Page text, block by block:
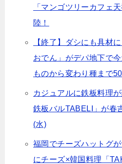
「マンゴツリーカフェ
陸！
【終了】ダシにも具材
おでん」がデパ地下で
ものから変わり種まで
カジュアルに鉄板料理
鉄板バルTABELI」が春
(水)
福岡でチーズハットグ
にチーズ×韓国料理「